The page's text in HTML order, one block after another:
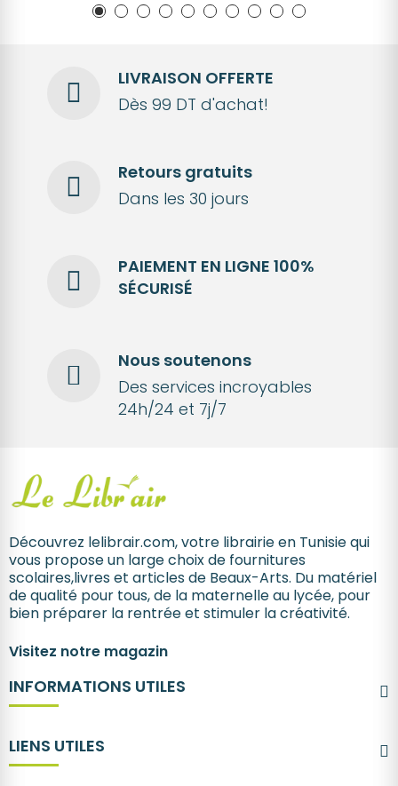
LIVRAISON OFFERTE
Dès 99 DT d'achat!
Retours gratuits
Dans les 30 jours
PAIEMENT EN LIGNE 100%
SÉCURISÉ
Nous soutenons
Des services incroyables
24h/24 et 7j/7
Découvrez lelibrair.com, votre librairie en Tunisie qui
vous propose un large choix de fournitures
scolaires,livres et articles de Beaux-Arts. Du matériel
de qualité pour tous, de la maternelle au lycée, pour
bien préparer la rentrée et stimuler la créativité.
Visitez notre magazin
INFORMATIONS UTILES
LIENS UTILES